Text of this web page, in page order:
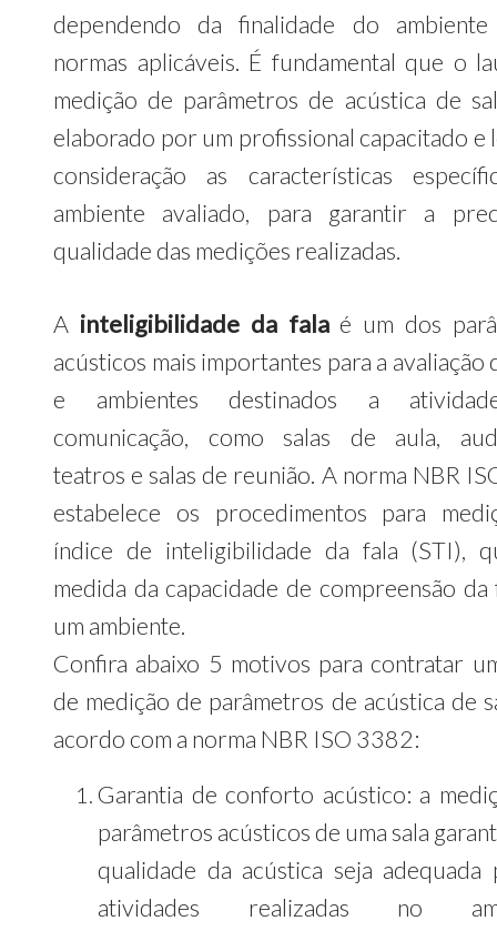
dependendo da finalidade do
normas aplicáveis. É fundamental que o
medição de parâmetros de acústica de
elaborado por um profissional capacitado e
consideração as características
ambiente avaliado, para garantir a
qualidade das medições realizadas.
A inteligibilidade da falaé um dos
acústicos mais importantes para a avaliação
e ambientes destinados a
comunicação, como salas de aula,
teatros e salas de reunião. A norma NBR
estabelece os procedimentos para
índice de inteligibilidade da fala (STI),
medida da capacidade de compreensão da
um ambiente.
Confira abaixo 5 motivos para contratar
de medição de parâmetros de acústica de
acordo com a norma NBR ISO 3382:
Garantia de conforto acústico: a
parâmetros acústicos de uma sala
qualidade da acústica seja adequada
atividades realizadas no